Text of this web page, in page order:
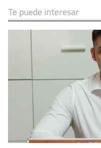
Te puede interesar